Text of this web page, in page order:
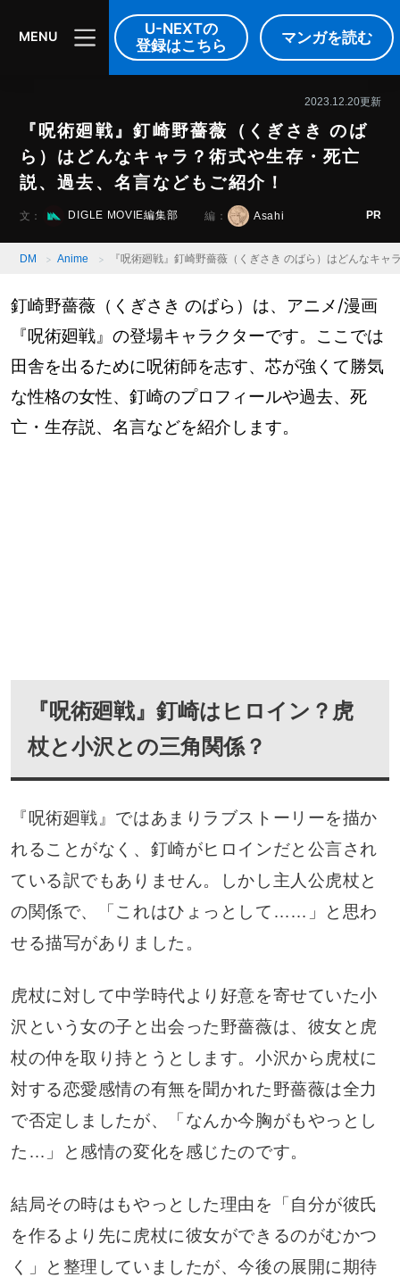
DIGLE MOVIE 音楽
MENU
U-NEXTの
登録はこちら
マンガを読む
2023.12.20更新
『呪術廻戦』釘崎野薔薇（くぎさき のば
ら）はどんなキャラ？術式や生存・死亡
説、過去、名言などもご紹介！
文： DIGLE MOVIE編集部 編： Asahi PR
DM Anime 『呪術廻戦』釘崎野薔薇（くぎさき のばら）はどんなキ
釘崎野薔薇（くぎさき のばら）は、アニメ/漫画
『呪術廻戦』の登場キャラクターです。ここでは
田舎を出るために呪術師を志す、芯が強くて勝気
な性格の女性、釘崎のプロフィールや過去、死
亡・生存説、名言などを紹介します。
『呪術廻戦』釘崎はヒロイン？虎
杖と小沢との三角関係？
『呪術廻戦』ではあまりラブストーリーを描か
れることがなく、釘崎がヒロインだと公言され
ている訳でもありません。しかし主人公虎杖と
の関係で、「これはひょっとして……」と思わ
せる描写がありました。
虎杖に対して中学時代より好意を寄せていた小
沢という女の子と出会った野薔薇は、彼女と虎
杖の仲を取り持とうとします。小沢から虎杖に
対する恋愛感情の有無を聞かれた野薔薇は全力
で否定しましたが、「なんか今胸がもやっとし
た…」と感情の変化を感じたのです。
結局その時はもやっとした理由を「自分が彼氏
を作るより先に虎杖に彼女ができるのがむかつ
く」と整理していましたが、今後の展開に期待